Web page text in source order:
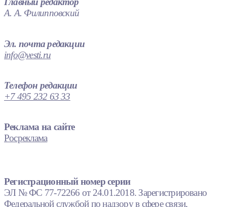
А. А. Филипповский
Эл. почта редакции
info@vesti.ru
Телефон редакции
+7 495 232 63 33
Реклама на сайте
Росреклама
Регистрационный номер серии
ЭЛ № ФС 77-72266 от 24.01.2018. Зарегистрировано
Федеральной службой по надзору в сфере связи,